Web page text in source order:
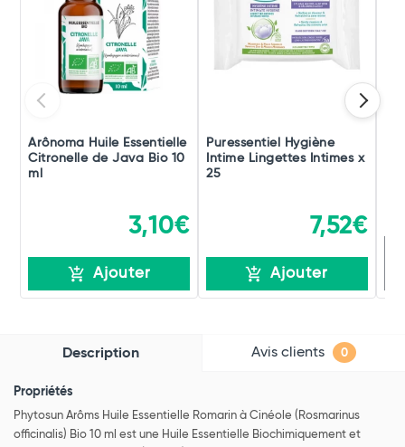
Arônoma Huile Essentielle
Citronelle de Java Bio 10
ml
3,10€
Ajouter
Puressentiel Hygiène
Intime Lingettes Intimes x
25
7,52€
Ajouter
Description Avis clients 0
Propriétés
Phytosun Arôms Huile Essentielle Romarin à Cinéole (Rosmarinus
officinalis) Bio 10 ml est une Huile Essentielle Biochimiquement et